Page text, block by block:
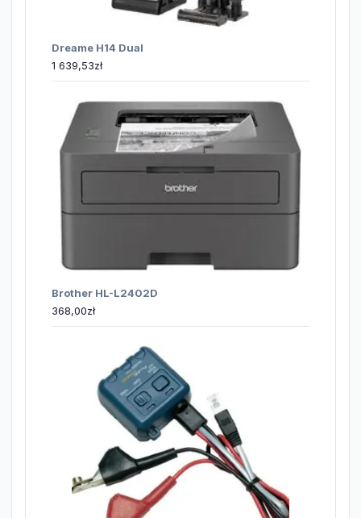
Dreame H14 Dual
1 639,53zł
Brother HL-L2402D
368,00zł